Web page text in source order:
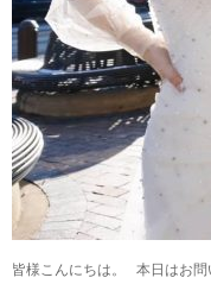
皆様こんにちは。 本日はお